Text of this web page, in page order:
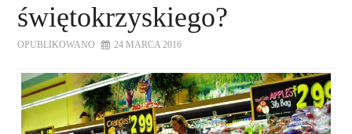
KONTAKT
świętokrzyskiego?
OPUBLIKOWANO 24 MARCA 2016